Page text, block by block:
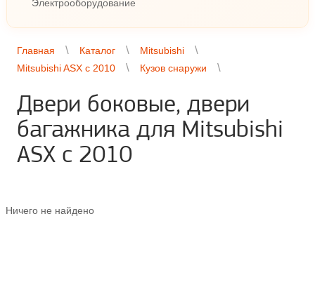
Электрооборудование
Главная Каталог
Mitsubishi
Mitsubishi ASX с 2010
Кузов снаружи
Двери боковые, двери
багажника для Mitsubishi
ASX с 2010
Ничего не найдено